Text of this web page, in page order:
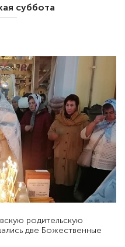
суббота
родительскую
две Божественные